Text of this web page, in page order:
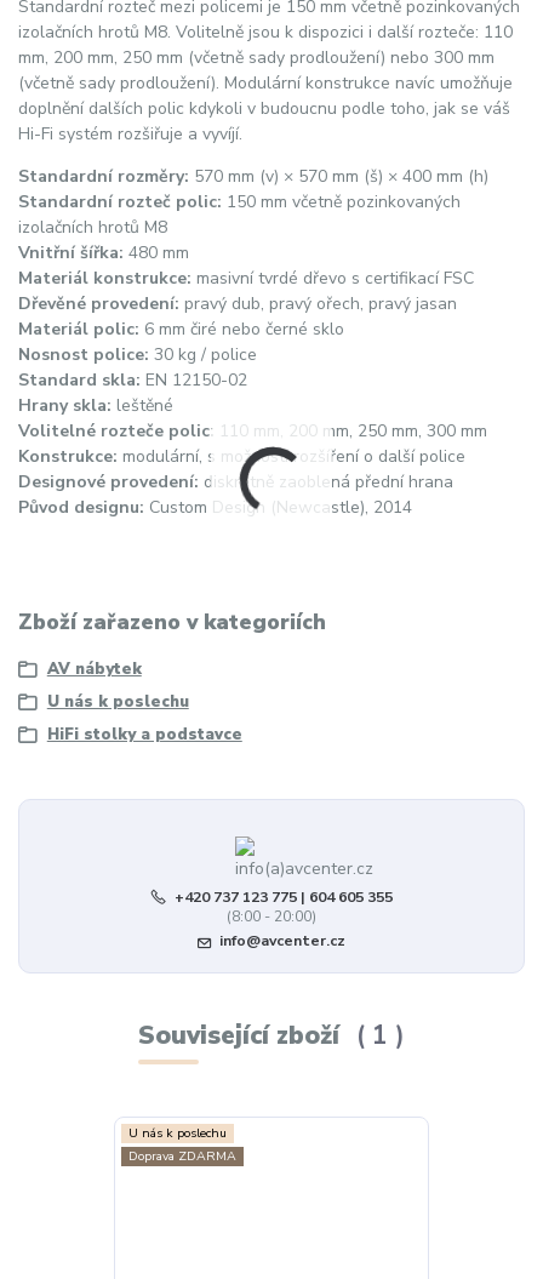
Standardní rozteč mezi policemi je 150 mm včetně pozinkovaných
izolačních hrotů M8. Volitelně jsou k dispozici i další rozteče: 110
mm, 200 mm, 250 mm (včetně sady prodloužení) nebo 300 mm
(včetně sady prodloužení). Modulární konstrukce navíc umožňuje
doplnění dalších polic kdykoli v budoucnu podle toho, jak se váš
Hi-Fi systém rozšiřuje a vyvíjí.
Standardní rozměry: 570 mm (v) × 570 mm (š) × 400 mm (h)
Standardní rozteč polic: 150 mm včetně pozinkovaných
izolačních hrotů M8
Vnitřní šířka: 480 mm
Materiál konstrukce: masivní tvrdé dřevo s certifikací FSC
Dřevěné provedení: pravý dub, pravý ořech, pravý jasan
Materiál polic: 6 mm čiré nebo černé sklo
Nosnost police: 30 kg / police
Standard skla: EN 12150-02
Hrany skla: leštěné
Volitelné rozteče polic: 110 mm, 200 mm, 250 mm, 300 mm
Konstrukce: modulární, s možností rozšíření o další police
Designové provedení: diskrétně zaoblená přední hrana
Původ designu: Custom Design (Newcastle), 2014
Zboží zařazeno v kategoriích
AV nábytek
U nás k poslechu
HiFi stolky a podstavce
+420 737 123 775 | 604 605 355
(8:00 - 20:00)
info@avcenter.cz
Související zboží 1
U nás k poslechu
Doprava ZDARMA